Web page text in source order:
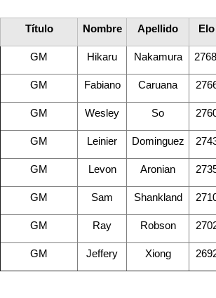
Título Nombre Apellido Elo
GM Hikaru Nakamura 2768
GM Fabiano Caruana
GM Wesley So
GM Leinier Dominguez
GM Levon Aronian
GM Sam Shankland
GM Ray Robson
GM Jeffery Xiong